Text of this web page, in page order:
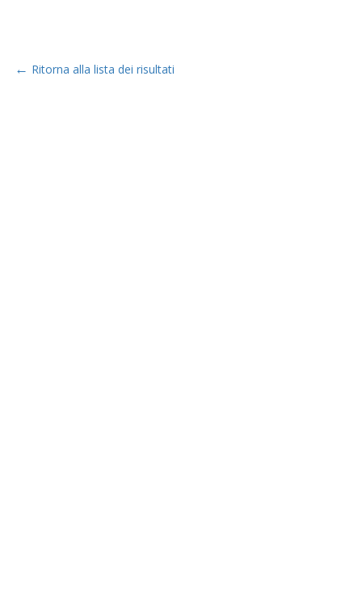
← Ritorna alla lista dei risultati